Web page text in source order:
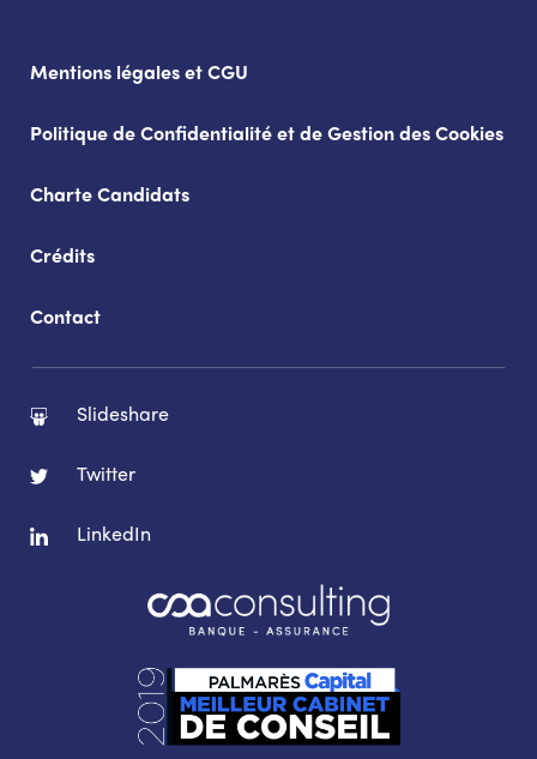
Mentions légales et CGU
Politique de Confidentialité et de Gestion des Cookies
Charte Candidats
Crédits
Contact
Slideshare
Twitter
LinkedIn